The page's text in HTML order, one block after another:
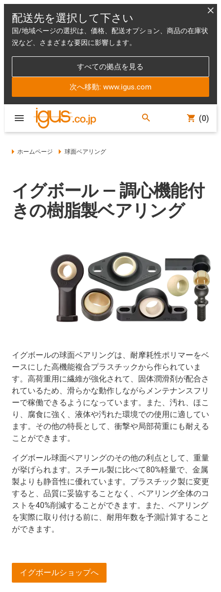
配送先を選択して下さい
国/地域ページの選択は、価格、配送オプション、商品の在庫状
況など、さまざまな要因に影響します。
すべての拠点を見る
次へ移動: www.igus.com
(0)
ホームページ 球面ベアリング
イグボール ― 調心機能付
きの樹脂製ベアリング
イグボールの球面ベアリングは、耐摩耗性ポリマーをベ
ースにした高機能複合プラスチックから作られていま
す。高荷重用に繊維が強化されて、固体潤滑剤が配合さ
れているため、滑らかな動作しながらメンテナンスフリ
ーで稼働できるようになっています。また、汚れ、ほこ
り、腐食に強く、液体や汚れた環境での使用に適してい
ます。その他の特長として、衝撃や局部荷重にも耐える
ことができます。
イグボール球面ベアリングのその他の利点として、重量
が挙げられます。スチール製に比べて80%軽量で、金属
製よりも静音性に優れています。プラスチック製に変更
すると、品質に妥協することなく、ベアリング全体のコ
ストを40%削減することができます。また、ベアリング
を実際に取り付ける前に、耐用年数を予測計算すること
ができます。
イグボールショップへ